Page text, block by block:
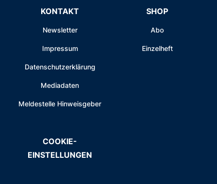
KONTAKT
Newsletter
Impressum
Datenschutzerklärung
Mediadaten
Meldestelle Hinweisgeber
SHOP
Abo
Einzelheft
COOKIE-
EINSTELLUNGEN